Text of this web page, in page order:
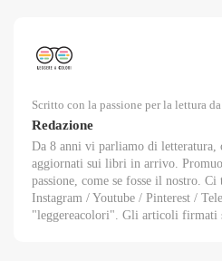
Scritto con la passione per la lettura da
Redazione
Da 8 anni vi parliamo di letteratura,
aggiornati sui libri in arrivo.
passione, come se fosse il nostro.
Instagram / Youtube / Pinterest /
"leggereacolori". Gli articoli firmati